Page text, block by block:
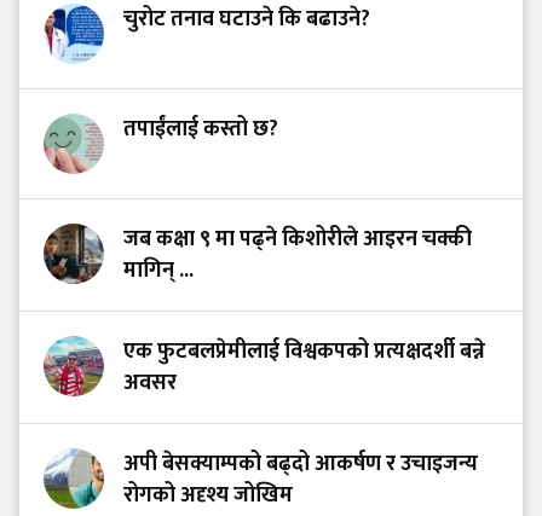
चुरोट तनाव घटाउने कि बढाउने?
तपाईंलाई कस्तो छ?
जब कक्षा ९ मा पढ्ने किशोरीले आइरन चक्की
मागिन् ...
एक फुटबलप्रेमीलाई विश्वकपको प्रत्यक्षदर्शी बन्ने
अवसर
अपी बेसक्याम्पको बढ्दो आकर्षण र उचाइजन्य
रोगको अदृश्य जोखिम